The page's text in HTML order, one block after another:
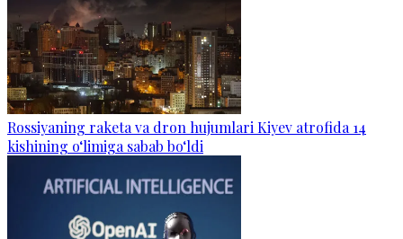
Rossiyaning raketa va dron hujumlari Kiyev atrofida 14
kishining o‘limiga sabab bo‘ldi